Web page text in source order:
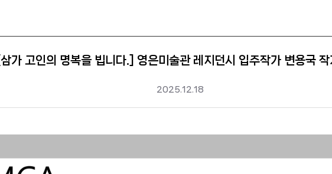
[삼가 고인의 명복을 빕니다.] 영은미술관 레지던시 입주작가 변용국 작
2025.12.18